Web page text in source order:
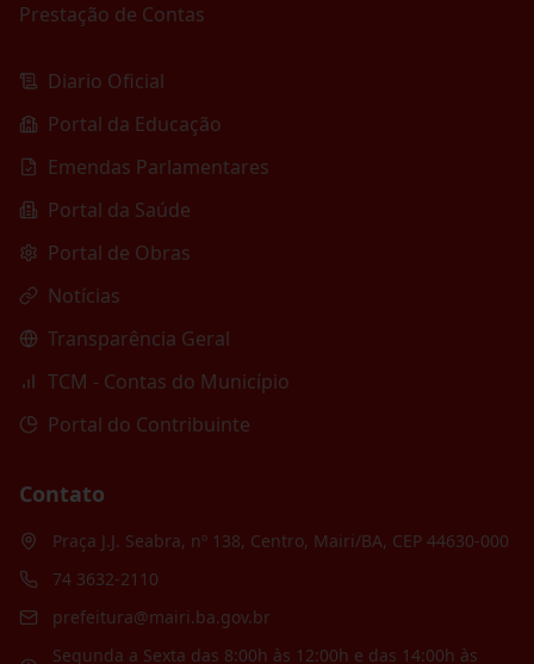
Prestação de Contas
Diario Oficial
Portal da Educação
Emendas Parlamentares
Portal da Saúde
Portal de Obras
Notícias
Transparência Geral
TCM - Contas do Município
Portal do Contribuinte
Contato
Praça J.J. Seabra, nº 138, Centro, Mairi/BA, CEP 44630-000
74 3632-2110
prefeitura@mairi.ba.gov.br
Segunda a Sexta das 8:00h às 12:00h e das 14:00h às